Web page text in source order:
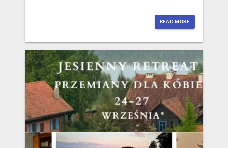
READ MORE